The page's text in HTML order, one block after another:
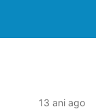
13 ani ago